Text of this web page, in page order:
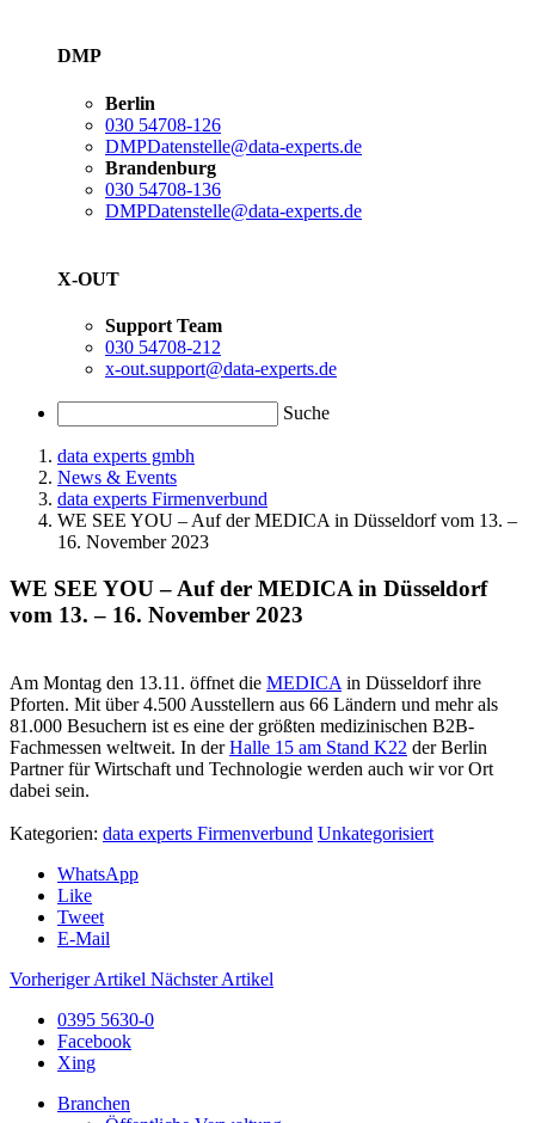
DMP
Berlin
030 54708-126
DMPDatenstelle@data-experts.de
Brandenburg
030 54708-136
DMPDatenstelle@data-experts.de
X-OUT
Support Team
030 54708-212
x-out.support@data-experts.de
Suche
data experts gmbh
News & Events
data experts Firmenverbund
WE SEE YOU – Auf der MEDICA in Düsseldorf vom 13. –
16. November 2023
WE SEE YOU – Auf der MEDICA in Düsseldorf
vom 13. – 16. November 2023
Am Montag den 13.11. öffnet die MEDICA in Düsseldorf ihre
Pforten. Mit über 4.500 Ausstellern aus 66 Ländern und mehr als
81.000 Besuchern ist es eine der größten medizinischen B2B-
Fachmessen weltweit. In derHalle 15 am Stand K22 der Berlin
Partner für Wirtschaft und Technologie werden auch wir vor Ort
dabei sein.
Kategorien: data experts Firmenverbund Unkategorisiert
WhatsApp
Like
Tweet
E-Mail
Vorheriger Artikel Nächster Artikel
0395 5630-0
Facebook
Xing
Branchen